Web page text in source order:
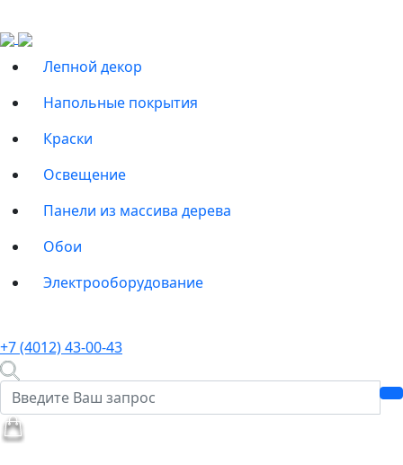
Лепной декор
Напольные покрытия
Краски
Освещение
Панели из массива дерева
Обои
Электрооборудование
+7 (4012) 43-00-43